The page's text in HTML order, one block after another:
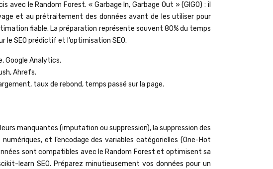
le Random Forest. « Garbage In, Garbage Out » (GIGO) : il
et au prétraitement des données avant de les utiliser pour
fiable. La préparation représente souvent 80% du temps
le SEO prédictif et l’optimisation SEO.
Google Analytics.
Ahrefs.
taux de rebond, temps passé sur la page.
manquantes (imputation ou suppression), la suppression des
et l’encodage des variables catégorielles (One-Hot
sont compatibles avec le Random Forest et optimisent sa
learn SEO. Préparez minutieusement vos données pour un